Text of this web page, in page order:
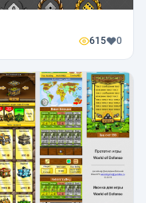
615 0